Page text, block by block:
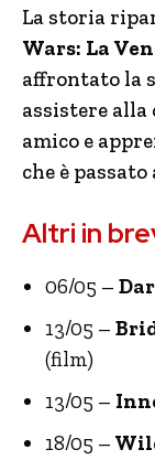
La storia
Wars: La
affrontato la
assistere
amico e
che è
Altri in
06/05 –
13/05 –
(film)
13/05 –
18/05 –